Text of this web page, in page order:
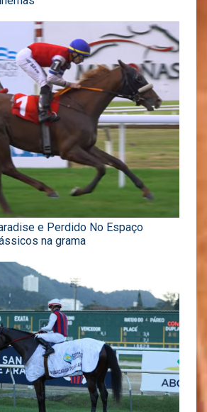
e Perdido No Espaço
na grama